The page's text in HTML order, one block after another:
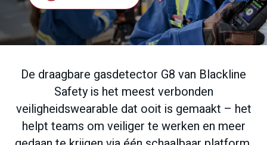
De draagbare gasdetector G8 van Blackline
Safety is het meest verbonden
veiligheidswearable dat ooit is gemaakt – het
helpt teams om veiliger te werken en meer